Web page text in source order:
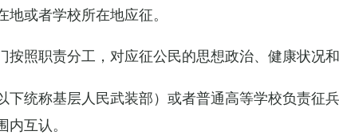
或者学校所在地应征。
照职责分工，对应征公民的思想政治、健康状况
统称基层人民武装部）或者普通高等学校负责征
互认。